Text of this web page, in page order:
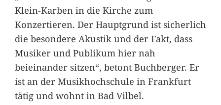
Klein-Karben in die Kirche zum
Konzertieren. Der Hauptgrund ist sicherlich
die besondere Akustik und der Fakt, dass
Musiker und Publikum hier nah
beieinander sitzen“, betont Buchberger. Er
ist an der Musikhochschule in Frankfurt
tätig und wohnt in Bad Vilbel.